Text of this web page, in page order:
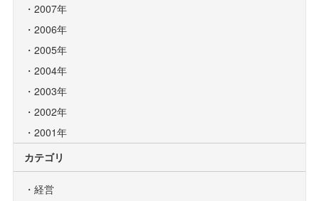
2007年
2006年
2005年
2004年
2003年
2002年
2001年
カテゴリ
経営